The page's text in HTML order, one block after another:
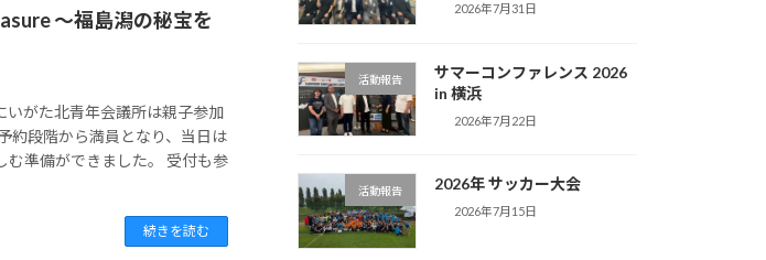
～福島潟の秘宝を
がた北青年会議所は親子参加
約段階から満員となり、当日は
準備ができました。 受付も参
続きを読む
2026年7月31日
活動報告
サマーコンファレンス 2026
in 横浜
2026年7月22日
活動報告 2026年 サッカー大会
2026年7月15日